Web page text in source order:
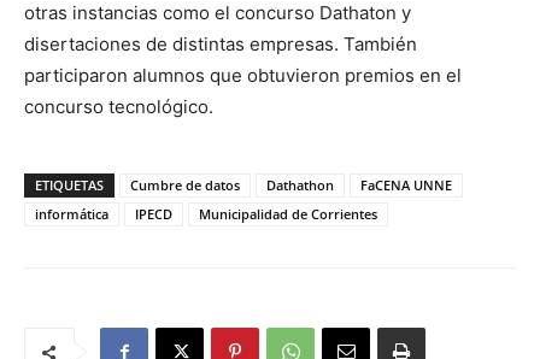
otras instancias como el concurso Dathaton y
disertaciones de distintas empresas. También
participaron alumnos que obtuvieron premios en el
concurso tecnológico.
ETIQUETAS Cumbre de datos Dathathon
FaCENA UNNE
informática
IPECD Municipalidad de Corrientes